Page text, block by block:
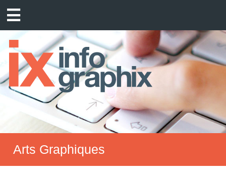
Arts Graphiques